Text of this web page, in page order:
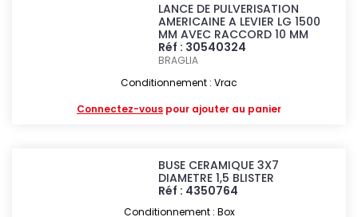
LANCE DE PULVERISATION
AMERICAINE A LEVIER LG 1500
MM AVEC RACCORD 10 MM
Réf : 30540324
BRAGLIA
Conditionnement : Vrac
Connectez-vous pour ajouter au panier
BUSE CERAMIQUE 3X7
DIAMETRE 1,5 BLISTER
Réf : 4350764
Conditionnement : Box